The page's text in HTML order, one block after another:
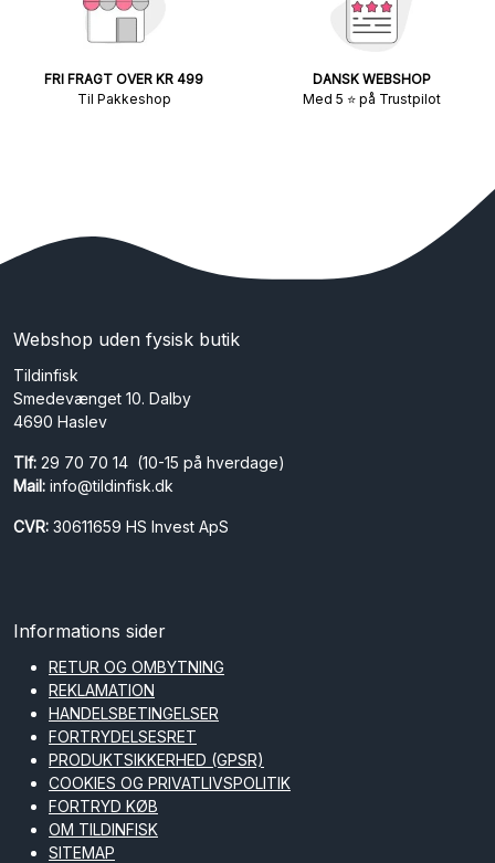
FRI FRAGT OVER KR 499
Til Pakkeshop
DANSK WEBSHOP
Med 5 ⭐ på Trustpilot
Webshop uden fysisk butik
Tildinfisk
Smedevænget 10. Dalby
4690 Haslev
Tlf: 29 70 70 14 (10-15 på hverdage)
Mail: info@tildinfisk.dk
CVR: 30611659 HS Invest ApS
Informations sider
RETUR OG OMBYTNING
REKLAMATION
HANDELSBETINGELSER
FORTRYDELSESRET
PRODUKTSIKKERHED (GPSR)
COOKIES OG PRIVATLIVSPOLITIK
FORTRYD KØB
OM TILDINFISK
SITEMAP